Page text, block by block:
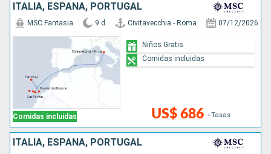
ITALIA, ESPAÑA, PORTUGAL
Comidas incluidas
MSC Fantasia 9 d Civitavecchia - Roma 07/12/2026
US$ 686 +Tasas
Niños Gratis
Comidas incluidas
ITALIA, ESPAÑA, PORTUGAL